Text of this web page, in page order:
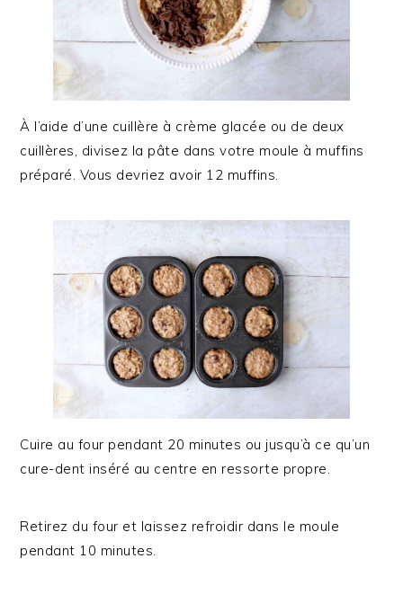
À l’aide d’une cuillère à crème glacée ou de deux
cuillères, divisez la pâte dans votre moule à muffins
préparé. Vous devriez avoir 12 muffins.
Cuire au four pendant 20 minutes ou jusqu’à ce qu’un
cure-dent inséré au centre en ressorte propre.
Retirez du four et laissez refroidir dans le moule
pendant 10 minutes.